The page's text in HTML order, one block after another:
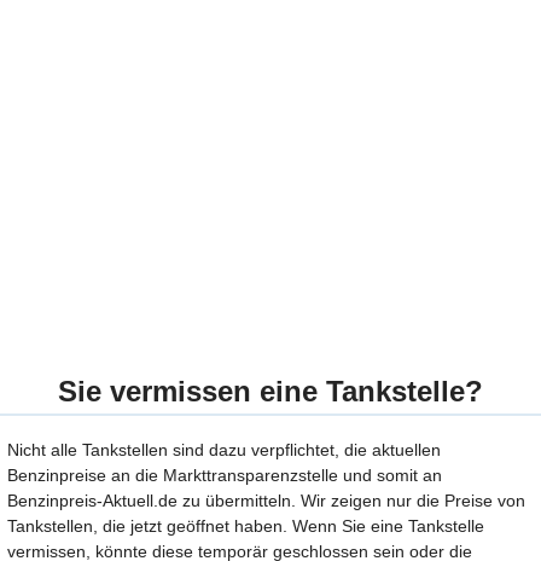
Sie vermissen eine Tankstelle?
Nicht alle Tankstellen sind dazu verpflichtet, die aktuellen
Benzinpreise an die Markttransparenzstelle und somit an
Benzinpreis-Aktuell.de zu übermitteln. Wir zeigen nur die Preise von
Tankstellen, die jetzt geöffnet haben. Wenn Sie eine Tankstelle
vermissen, könnte diese temporär geschlossen sein oder die